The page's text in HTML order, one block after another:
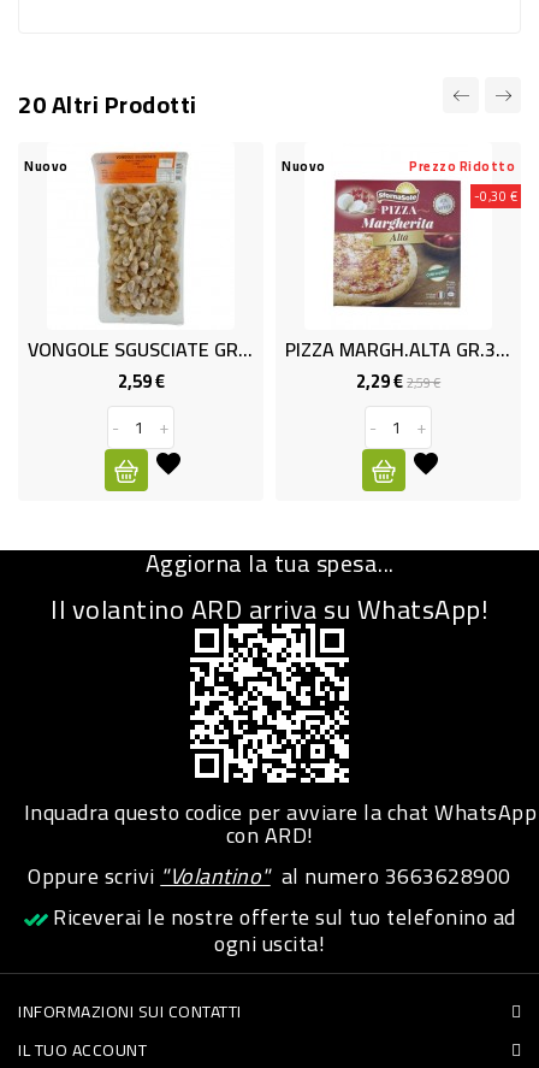
FARINA
NATURALI
SNACKS
ALIMENTI
CONSERVATI
INSETTICIDI
CARTA
-
DETERSIVI
TESSUTI
DETERGENTI
CASA
20 Altri Prodotti
Nuovo
VONGOLE SGUSCIATE GR.250
2,59 €Prezzo
-
+
Nuovo
-0,30 €
Prezzo Ridotto
PIZZA MARGH.ALTA GR.385 SFORN
2,29 €Prezzo
base
2,59 €Prezzo
-
+
Aggiorna la tua spesa...
Il volantino ARD arriva su WhatsApp!
Inquadra questo codice per avviare la chat WhatsApp
con ARD!
Oppure scrivi"Volantino"al numero3663628900
Riceverai le nostre offerte sul tuo telefonino ad
ogni uscita!
INFORMAZIONI SUI CONTATTI
IL TUO ACCOUNT